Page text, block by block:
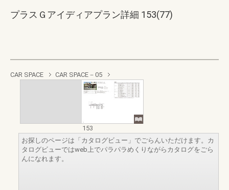
プラスＧアイディアプラン詳細 153(77)
CAR SPACE CAR SPACE－05
153
お探しのページは「カタログビュー」でごらんいただけます。カ
タログビューではweb上でパラパラめくりながらカタログをごら
んになれます。